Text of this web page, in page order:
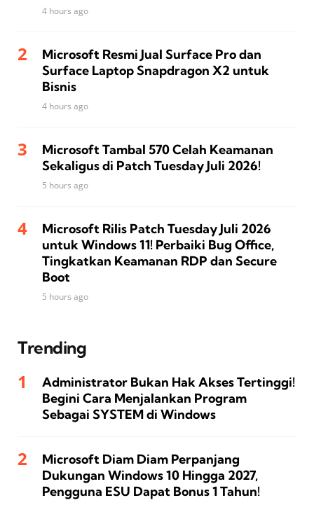
4 hours ago
Microsoft Resmi Jual Surface Pro dan
Surface Laptop Snapdragon X2 untuk
Bisnis
4 hours ago
Microsoft Tambal 570 Celah Keamanan
Sekaligus di Patch Tuesday Juli 2026!
5 hours ago
Microsoft Rilis Patch Tuesday Juli 2026
untuk Windows 11! Perbaiki Bug Office,
Tingkatkan Keamanan RDP dan Secure
Boot
5 hours ago
Trending
Administrator Bukan Hak Akses Tertinggi!
Begini Cara Menjalankan Program
Sebagai SYSTEM di Windows
Microsoft Diam Diam Perpanjang
Dukungan Windows 10 Hingga 2027,
Pengguna ESU Dapat Bonus 1 Tahun!